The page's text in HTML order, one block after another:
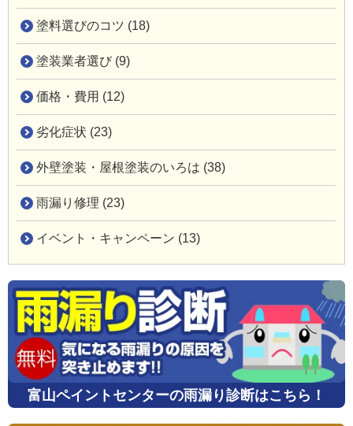
塗料選びのコツ (18)
塗装業者選び (9)
価格・費用 (12)
劣化症状 (23)
外壁塗装・屋根塗装のいろは (38)
雨漏り修理 (23)
イベント・キャンペーン (13)
富山ペイントセンターの雨漏り診断はこちら！